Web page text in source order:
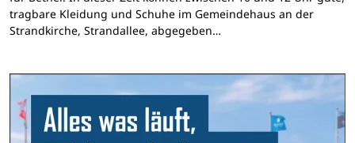
tragbare Kleidung und Schuhe im Gemeindehaus an der
Strandkirche, Strandallee, abgegeben…